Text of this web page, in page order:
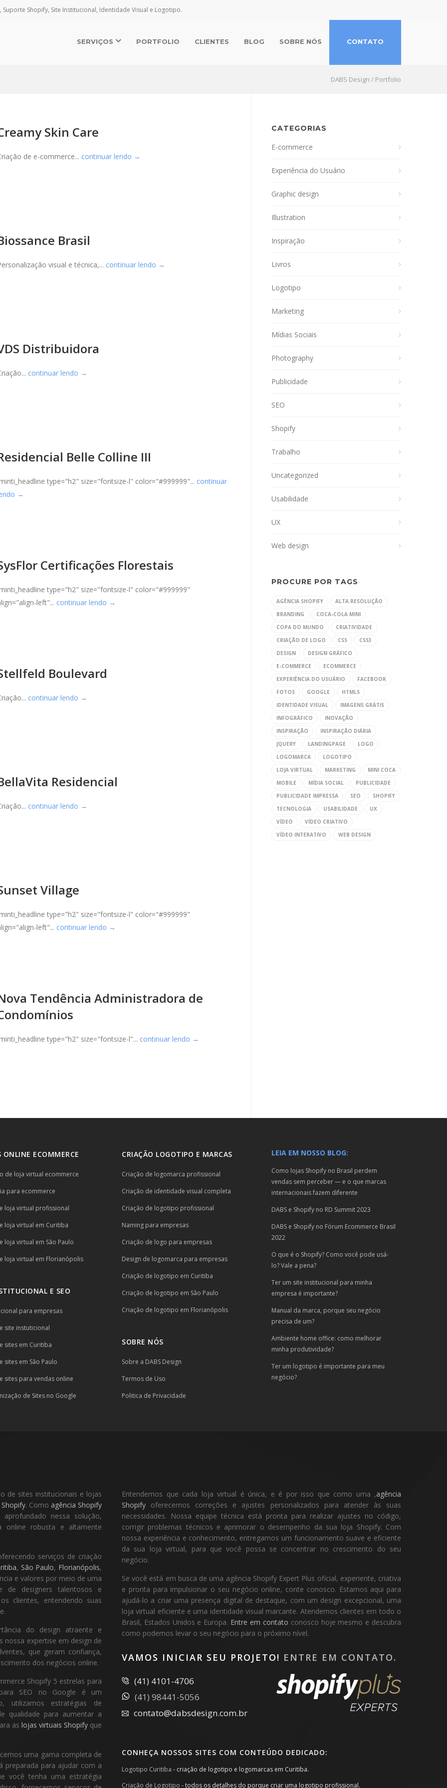
Shopify, Site Institucional, Identidade Visual e Logotipo.
SERVIÇOS PORTFOLIO CLIENTES BLOG SOBRE NÓS CONTATO
DABS Design / Portfolio
Skin Care
de e-commerce... continuar lendo →
Brasil
visual e técnica,... continuar lendo →
Distribuidora
continuar lendo →
Belle Colline III
type="h2" size="fontsize-l" color="#999999"... continuar
→
Certificações Florestais
type="h2" size="fontsize-l" color="#999999"
left"... continuar lendo →
Boulevard
continuar lendo →
Residencial
continuar lendo →
Village
type="h2" size="fontsize-l" color="#999999"
left"... continuar lendo →
Tendência Administradora de
type="h2" size="fontsize-l"... continuar lendo →
CATEGORIAS
E-commerce
Experiência do Usuário
Graphic design
Illustration
Inspiração
Livros
Logotipo
Marketing
Mídias Sociais
Photography
Publicidade
SEO
Shopify
Trabalho
Uncategorized
Usabilidade
UX
Web design
PROCURE POR TAGS
AGÊNCIA SHOPIFY
ALTA RESOLUÇÃO
BRANDING
COCA-COLA MINI
COPA DO MUNDO
CRIATIVIDADE
CRIAÇÃO DE LOGO
CSS
CSS3
DESIGN
DESIGN GRÁFICO
E-COMMERCE
ECOMMERCE
EXPERIÊNCIA DO USUÁRIO
FACEBOOK
FOTOS
GOOGLE
HTML5
IDENTIDADE VISUAL
IMAGENS GRÁTIS
INFOGRÁFICO
INOVAÇÃO
INSPIRAÇÃO
INSPIRAÇÃO DIÁRIA
JQUERY
LANDINGPAGE
LOGO
LOGOMARCA
LOGOTIPO
LOJA VIRTUAL
MARKETING
MINI COCA
MOBILE
MÍDIA SOCIAL
PUBLICIDADE
PUBLICIDADE IMPRESSA
SEO
SHOPIFY
TECNOLOGIA
USABILIDADE
UX
VÍDEO
VÍDEO CRIATIVO
VÍDEO INTERATIVO
WEB DESIGN
ONLINE ECOMMERCE
de loja virtual ecommerce
para ecommerce
loja virtual profissional
loja virtual em Curitiba
loja virtual em São Paulo
loja virtual em Florianópolis
E SEO
para empresas
site instuticional
sites em Curitiba
sites em São Paulo
sites para vendas online
de Sites no Google
CRIAÇÃO LOGOTIPO E MARCAS
Criação de logomarca profissional
Criação de identidade visual completa
Criação de logotipo profissional
Naming para empresas
Criação de logo para empresas
Design de logomarca para empresas
Criação de logotipo em Curitiba
Criação de logotipo em São Paulo
Criação de logotipo em Florianópolis
SOBRE NÓS
Sobre a DABS Design
Termos de Uso
Politica de Privacidade
LEIA EM NOSSO BLOG:
Como lojas Shopify no Brasil perdem
vendas sem perceber — e o que marcas
internacionais fazem diferente
DABS e Shopify no RD Summit 2023
DABS e Shopify no Fórum Ecommerce Brasil
2022
O que é o Shopify? Como você pode usá-
lo? Vale a pena?
Ter um site institucional para minha
empresa é importante?
Manual da marca, porque seu negócio
precisa de um?
Ambiente home office: como melhorar
minha produtividade?
Ter um logotipo é importante para meu
negócio?
de sites institucionais e lojas
Shopify. Como agência Shopify
nessa solução,
online robusta e altamente
serviços de criação
, São Paulo, Florianópolis,
e valores por meio de uma
de designers talentosos e
clientes, entendendo suas
do design atraente e
nossa expertise em design de
que geram confiança,
dos negócios online.
Shopify 5 estrelas para
SEO no Google é um
utilizamos estratégias de
qualidade para aumentar a
as lojas virtuais Shopify que
uma gama completa de
preparada para ajudar com a
você tenha uma estratégia
Entendemos que cada loja virtual é única, e é por isso que como uma ,agência
Shopify oferecemos correções e ajustes personalizados para atender às suas
necessidades. Nossa equipe técnica está pronta para realizar ajustes no código,
corrigir problemas técnicos e aprimorar o desempenho da sua loja Shopify. Com
nossa experiência e conhecimento, entregamos um funcionamento suave e eficiente
da sua loja virtual, para que você possa se concentrar no crescimento do seu
negócio.
Se você está em busca de uma agência Shopify Expert Plus oficial, experiente, criativa
e pronta para impulsionar o seu negócio online, conte conosco. Estamos aqui para
ajudá-lo a criar uma presença digital de destaque, com um design excepcional, uma
loja virtual eficiente e uma identidade visual marcante. Atendemos clientes em todo o
Brasil, Estados Unidos e Europa. Entre em contato conosco hoje mesmo e descubra
como podemos levar o seu negócio para o próximo nível.
VAMOS INICIAR SEU PROJETO! ENTRE EM CONTATO.
(41) 4101-4706
(41) 98441-5056
contato@dabsdesign.com.br
CONHEÇA NOSSOS SITES COM CONTEÚDO DEDICADO:
Logotipo Curitiba - criação de logotipo e logomarcas em Curitiba.
Criação de Logotipo - todos os detalhes do porque criar uma logotipo profissional.